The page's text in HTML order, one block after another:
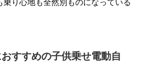
乗り心地も全然別ものになっている
すすめの子供乗せ電動自